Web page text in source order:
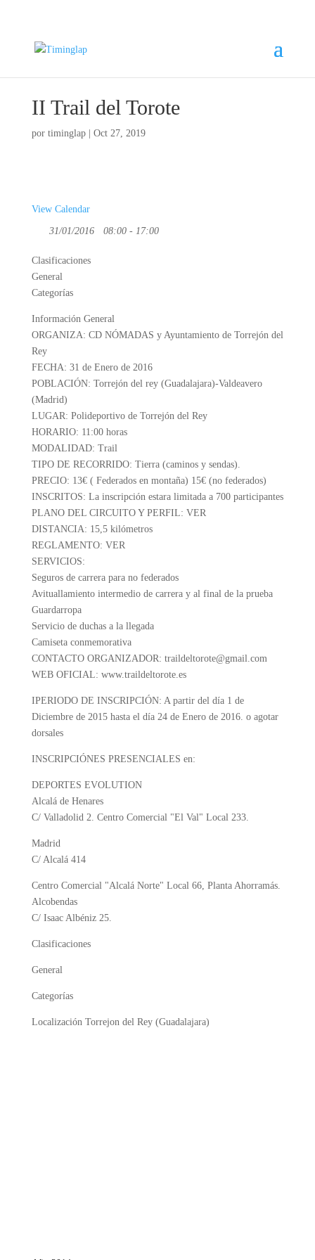
II Trail del Torote
por timinglap| Oct 27, 2019
View Calendar
31/01/2016 08:00 - 17:00
Clasificaciones
General
Categorías
Información General
ORGANIZA: CD NÓMADAS y Ayuntamiento de Torrejón del
Rey
FECHA: 31 de Enero de 2016
POBLACIÓN: Torrejón del rey (Guadalajara)-Valdeavero
(Madrid)
LUGAR: Polideportivo de Torrejón del Rey
HORARIO: 11:00 horas
MODALIDAD: Trail
TIPO DE RECORRIDO: Tierra (caminos y sendas).
PRECIO: 13€ ( Federados en montaña) 15€ (no federados)
INSCRITOS: La inscripción estara limitada a 700 participantes
PLANO DEL CIRCUITO Y PERFIL: VER
DISTANCIA: 15,5 kilómetros
REGLAMENTO: VER
SERVICIOS:
Seguros de carrera para no federados
Avituallamiento intermedio de carrera y al final de la prueba
Guardarropa
Servicio de duchas a la llegada
Camiseta conmemorativa
CONTACTO ORGANIZADOR: traildeltorote@gmail.com
WEB OFICIAL: www.traildeltorote.es
IPERIODO DE INSCRIPCIÓN: A partir del día 1 de
Diciembre de 2015 hasta el día 24 de Enero de 2016. o agotar
dorsales
INSCRIPCIÓNES PRESENCIALES en:
DEPORTES EVOLUTION
Alcalá de Henares
C/ Valladolid 2. Centro Comercial "El Val" Local 233.
Madrid
C/ Alcalá 414
Centro Comercial "Alcalá Norte" Local 66, Planta Ahorramás.
Alcobendas
C/ Isaac Albéniz 25.
Clasificaciones
General
Categorías
Localización Torrejon del Rey (Guadalajara)